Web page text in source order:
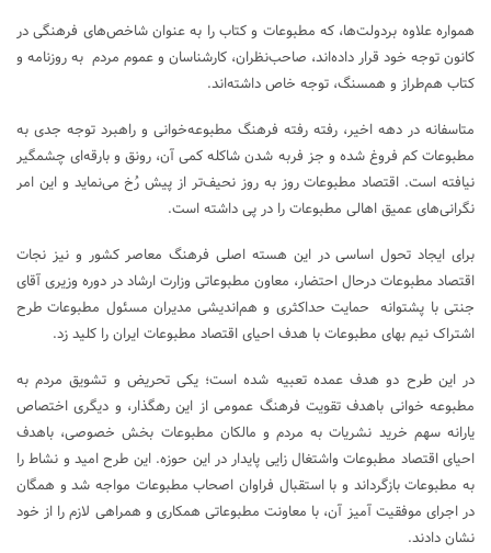
همواره علاوه‌ بردولت‌ها، که مطبوعات و کتاب را به عنوان شاخص‌های فرهنگی در
کانون توجه خود قرار داده‌اند، صاحب‌نظران، کارشناسان و عموم مردم به روزنامه و
کتاب هم‌طراز و همسنگ، توجه خاص داشته‌اند.
متاسفانه در دهه اخیر، رفته رفته فرهنگ مطبوعه‌خوانی و راهبرد توجه جدی به
مطبوعات کم فروغ شده و جز فربه شدن شاکله کمی آن، رونق و بارقه‌ای چشمگیر
نیافته است. اقتصاد مطبوعات روز به روز نحیف‌تر از پیش رُخ می‌نماید و این امر
نگرانی‌های عمیق اهالی مطبوعات را در پی داشته است.
برای ایجاد تحول اساسی در این هسته اصلی فرهنگ معاصر کشور و نیز نجات
اقتصاد مطبوعات درحال احتضار، معاون مطبوعاتی وزارت ارشاد در دوره وزیری آقای
جنتی با پشتوانه حمایت حداکثری و هم‌اندیشی مدیران مسئول مطبوعات طرح
اشتراک نیم بهای مطبوعات با هدف احیای اقتصاد مطبوعات ایران را کلید زد.
در این طرح دو هدف عمده تعبیه شده است؛ یکی تحریض و تشویق مردم به
مطبوعه خوانی باهدف تقویت فرهنگ عمومی از این رهگذار، و دیگری اختصاص
یارانه سهم خرید نشریات به مردم و مالکان مطبوعات بخش خصوصی، باهدف
احیای اقتصاد مطبوعات واشتغال زایی پایدار در این حوزه. این طرح امید و نشاط را
به مطبوعات بازگرداند و با استقبال فراوان اصحاب مطبوعات مواجه شد و همگان
در اجرای موفقیت آمیز آن، با معاونت مطبوعاتی همکاری و همراهی لازم را از خود
نشان دادند.